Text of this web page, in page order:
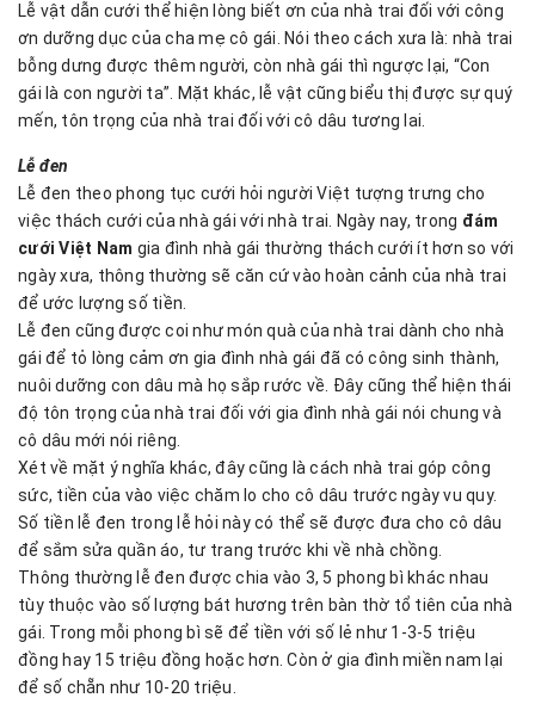
Lễ vật dẫn cưới thể hiện lòng biết ơn của nhà trai đối với công
ơn dưỡng dục của cha mẹ cô gái. Nói theo cách xưa là: nhà trai
bỗng dưng được thêm người, còn nhà gái thì ngược lại, “Con
gái là con người ta”. Mặt khác, lễ vật cũng biểu thị được sự quý
mến, tôn trọng của nhà trai đối với cô dâu tương lai.
Lễ đen
Lễ đen theo phong tục cưới hỏi người Việt tượng trưng cho
việc thách cưới của nhà gái với nhà trai. Ngày nay, trong đám
cưới Việt Nam gia đình nhà gái thường thách cưới ít hơn so với
ngày xưa, thông thường sẽ căn cứ vào hoàn cảnh của nhà trai
để ước lượng số tiền.
Lễ đen cũng được coi như món quà của nhà trai dành cho nhà
gái để tỏ lòng cảm ơn gia đình nhà gái đã có công sinh thành,
nuôi dưỡng con dâu mà họ sắp rước về. Đây cũng thể hiện thái
độ tôn trọng của nhà trai đối với gia đình nhà gái nói chung và
cô dâu mới nói riêng.
Xét về mặt ý nghĩa khác, đây cũng là cách nhà trai góp công
sức, tiền của vào việc chăm lo cho cô dâu trước ngày vu quy.
Số tiền lễ đen trong lễ hỏi này có thể sẽ được đưa cho cô dâu
để sắm sửa quần áo, tư trang trước khi về nhà chồng.
Thông thường lễ đen được chia vào 3, 5 phong bì khác nhau
tùy thuộc vào số lượng bát hương trên bàn thờ tổ tiên của nhà
gái. Trong mỗi phong bì sẽ để tiền với số lẻ như 1-3-5 triệu
đồng hay 15 triệu đồng hoặc hơn. Còn ở gia đình miền nam lại
để số chẵn như 10-20 triệu.